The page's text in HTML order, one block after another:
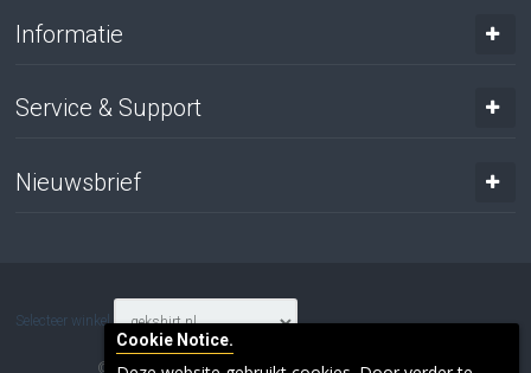
Informatie
Service & Support
Nieuwsbrief
Selecteer winkel
© 2017 Gresnich. Alle rechten voorbehouden.
Cookie Notice.